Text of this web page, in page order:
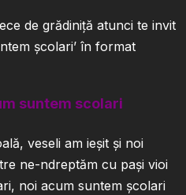
de grădiniță atunci te invit
școlari’ în format
suntem scolari
veseli am ieșit și noi
ne-ndreptăm cu pași vioi
noi acum suntem școlari